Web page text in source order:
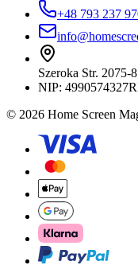
+48 793 237
Szeroka Str. 2075-
NIP: 4990574327
© 2026 Home Screen